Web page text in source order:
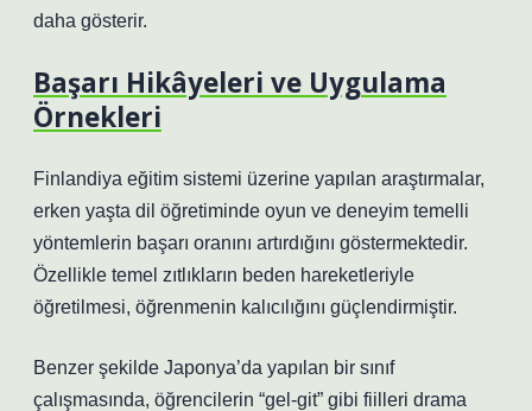
daha gösterir.
Başarı Hikâyeleri ve Uygulama
Örnekleri
Finlandiya eğitim sistemi üzerine yapılan araştırmalar,
erken yaşta dil öğretiminde oyun ve deneyim temelli
yöntemlerin başarı oranını artırdığını göstermektedir.
Özellikle temel zıtlıkların beden hareketleriyle
öğretilmesi, öğrenmenin kalıcılığını güçlendirmiştir.
Benzer şekilde Japonya’da yapılan bir sınıf
çalışmasında, öğrencilerin “gel-git” gibi fiilleri drama